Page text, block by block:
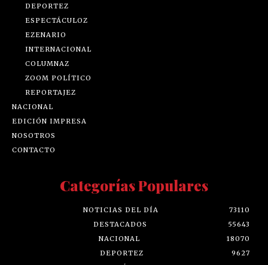
DEPORTEZ
ESPECTÁCULOZ
EZENARIO
INTERNACIONAL
COLUMNAZ
ZOOM POLÍTICO
REPORTAJEZ
NACIONAL
EDICIÓN IMPRESA
NOSOTROS
CONTACTO
Categorías Populares
NOTICIAS DEL DÍA
73110
DESTACADOS
55643
NACIONAL
18070
DEPORTEZ
9627